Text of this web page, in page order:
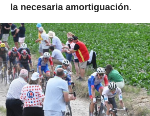
la necesaria amortiguación.